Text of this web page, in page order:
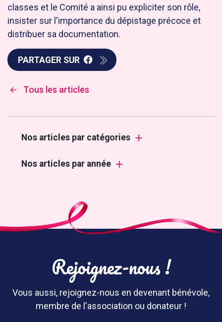
classes et le Comité a ainsi pu expliciter son rôle,
insister sur l'importance du dépistage précoce et
distribuer sa documentation.
PARTAGER SUR
Tous les articles
Nos articles par catégories
Nos articles par année
Rejoignez-nous !
Vous aussi, rejoignez-nous en devenant bénévole,
membre de l'association ou donateur !